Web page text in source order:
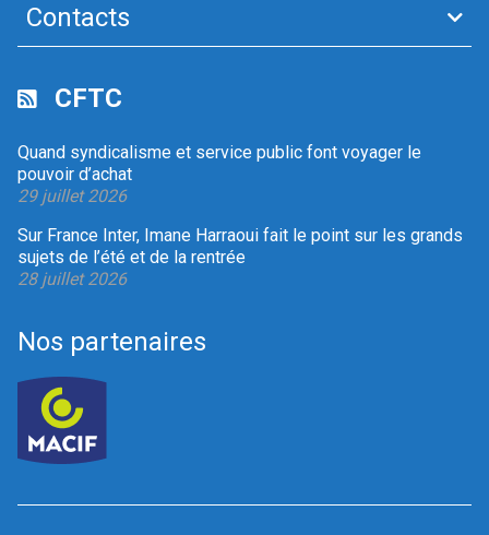
Contacts
CFTC
Quand syndicalisme et service public font voyager le
pouvoir d’achat
29 juillet 2026
Sur France Inter, Imane Harraoui fait le point sur les grands
sujets de l’été et de la rentrée
28 juillet 2026
Nos partenaires